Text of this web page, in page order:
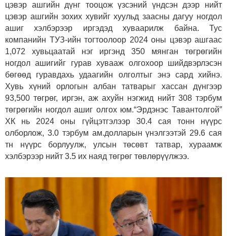
цэвэр ашгийн дүнг тооцож үзсэний үндсэн дээр нийт
цэвэр ашгийн зохих хувийг хуульд заасны дагуу ногдол
ашиг хэлбэрээр иргэдэд хуваарилж байна. Тус
компанийн ТУЗ-ийн тогтоолоор 2024 оны цэвэр ашгаас
1,072 хувьцаатай нэг иргэнд 350 мянган төгрөгийн
ногдол ашигийг гурав хувааж олгохоор шийдвэрлэсэн
бөгөөд гуравдахь удаагийн олголтыг энэ сард хийнэ.
Хувь хүний орлогын албан татварыг хассан дүнгээр
93,500 төгрөг, иргэн, аж ахуйн нэгжид нийт 308 тэрбум
төгрөгийн ногдол ашиг олгох юм.“Эрдэнэс Тавантолгой”
ХК нь 2024 оны гүйцэтгэлээр 30.4 сая тонн нүүрс
олборлож, 3.0 тэрбум ам.долларын үнэлгээтэй 29.6 сая
тн нүүрс борлуулж, улсын төсөвт татвар, хураамж
хэлбэрээр нийт 3.5 их наяд төгрөг төвлөрүүлжээ.